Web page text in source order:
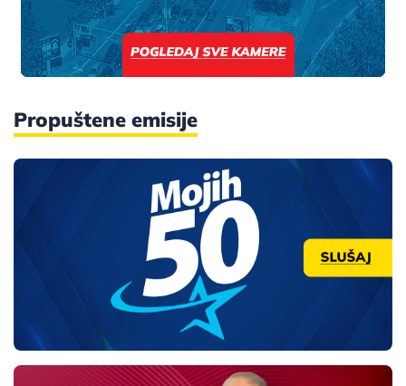
Propuštene emisije